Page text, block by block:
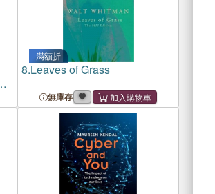
滿額折
8.Leaves of Grass
無庫存